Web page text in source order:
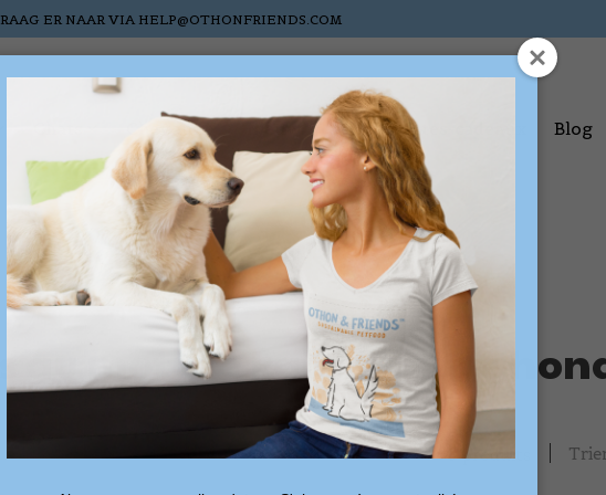
ER NAAR VIA HELP@OTHONFRIENDS.COM
Chevaux Nieuw Sale Cartes-cadeaux Blog
au mot-clé kalmerende
0 produits